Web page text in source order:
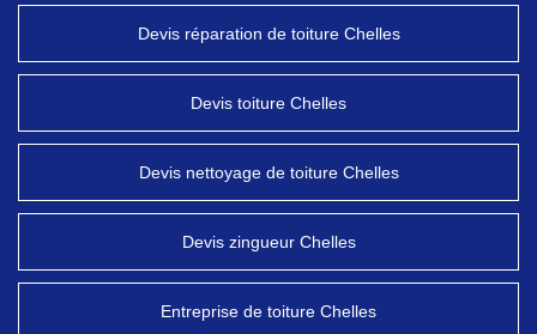
Devis réparation de toiture Chelles
Devis toiture Chelles
Devis nettoyage de toiture Chelles
Devis zingueur Chelles
Entreprise de toiture Chelles